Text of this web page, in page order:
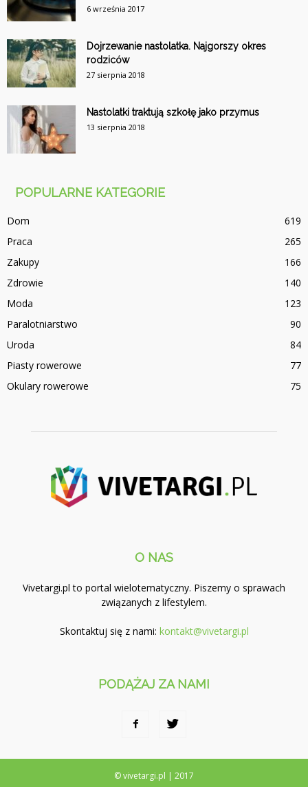
6 września 2017
Dojrzewanie nastolatka. Najgorszy okres
rodziców
27 sierpnia 2018
Nastolatki traktują szkołę jako przymus
13 sierpnia 2018
POPULARNE KATEGORIE
Dom
619
Praca
265
Zakupy
166
Zdrowie
140
Moda
123
Paralotniarstwo
90
Uroda
84
Piasty rowerowe
77
Okulary rowerowe
75
O NAS
Vivetargi.pl to portal wielotematyczny. Piszemy o sprawach
związanych z lifestylem.
Skontaktuj się z nami: kontakt@vivetargi.pl
PODĄŻAJ ZA NAMI
© vivetargi.pl | 2017